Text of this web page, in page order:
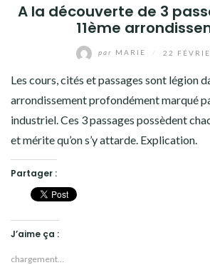
A la découverte de 3
11ème
par MARIE 22
Les cours, cités et passages sont légion
arrondissement profondément marqué
industriel. Ces 3 passages possèdent
et mérite qu’on s’y attarde. Explication.
Partager :
J’aime ça :
chargement…